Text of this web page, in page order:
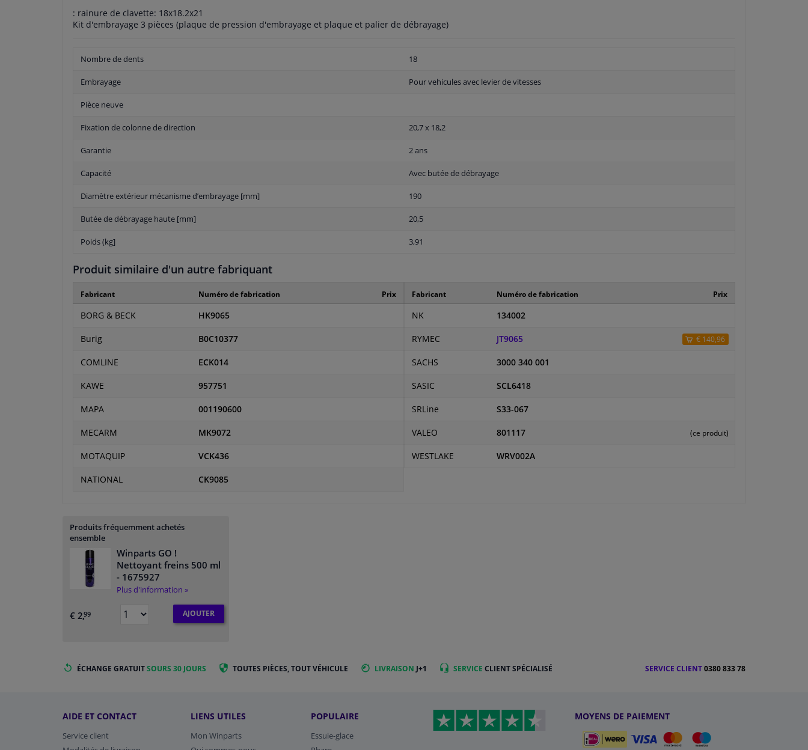
: rainure de clavette: 18x18.2x21
Kit d'embrayage 3 pièces (plaque de pression d'embrayage et plaque et palier de débrayage)
Nombre de dents 18
Embrayage Pour vehicules avec levier de vitesses
Pièce neuve
Fixation de colonne de direction 20,7 x 18,2
Garantie 2 ans
Capacité Avec butée de débrayage
Diamètre extérieur mécanisme d’embrayage [mm] 190
Butée de débrayage haute [mm] 20,5
Poids (kg] 3,91
Produit similaire d'un autre fabriquant
Fabricant Numéro de fabrication Prix
BORG & BECK HK9065
Burig B0C10377
COMLINE ECK014
KAWE 957751
MAPA 001190600
MECARM MK9072
MOTAQUIP VCK436
NATIONAL CK9085
Fabricant Numéro de fabrication Prix
NK 134002
RYMEC JT9065 € 140,96
SACHS 3000 340 001
SASIC SCL6418
SRLine S33-067
VALEO 801117 (ce produit)
WESTLAKE WRV002A
Produits fréquemment achetés
ensemble
Winparts GO !
Nettoyant freins 500 ml
- 1675927
Plus d'information »
€ 2,99 AJOUTER
ÉCHANGE GRATUITSOURS 30 JOURS TOUTES PIÈCES, TOUT VÉHICULE LIVRAISON J+1 SERVICE CLIENT SPÉCIALISÉ SERVICE CLIENT0380 833 78
AIDE ET CONTACT
Service client
LIENS UTILES
Mon Winparts
POPULAIRE
Essuie-glace
MOYENS DE PAIEMENT